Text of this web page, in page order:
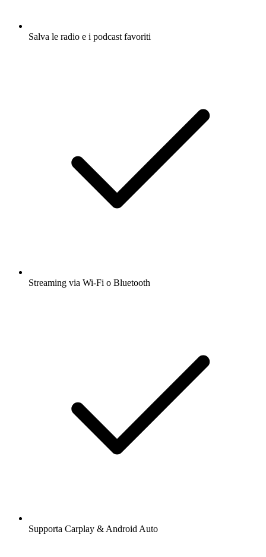
Salva le radio e i podcast favoriti
Streaming via Wi-Fi o Bluetooth
Supporta Carplay & Android Auto